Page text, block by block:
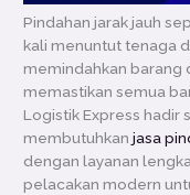
Pindahan jarak jauh
kali menuntut tenaga
memindahkan barang
memastikan semua
Logistik Express hadir
membutuhkanjasa
dengan layanan
pelacakan modern